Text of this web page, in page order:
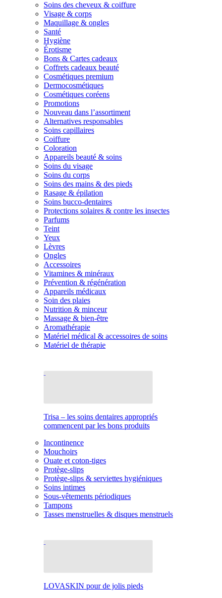
Soins des cheveux & coiffure
Visage & corps
Maquillage & ongles
Santé
Hygiène
Érotisme
Bons & Cartes cadeaux
Coffrets cadeaux beauté
Cosmétiques premium
Dermocosmétiques
Cosmétiques coréens
Promotions
Nouveau dans l’assortiment
Alternatives responsables
Soins capillaires
Coiffure
Coloration
Appareils beauté & soins
Soins du visage
Soins du corps
Soins des mains & des pieds
Rasage & épilation
Soins bucco-dentaires
Protections solaires & contre les insectes
Parfums
Teint
Yeux
Lèvres
Ongles
Accessoires
Vitamines & minéraux
Prévention & régénération
Appareils médicaux
Soin des plaies
Nutrition & minceur
Massage & bien-être
Aromathérapie
Matériel médical & accessoires de soins
Matériel de thérapie
Trisa – les soins dentaires appropriés
commencent par les bons produits
Incontinence
Mouchoirs
Ouate et coton-tiges
Protège-slips
Protège-slips & serviettes hygiéniques
Soins intimes
Sous-vêtements périodiques
Tampons
Tasses menstruelles & disques menstruels
LOVASKIN pour de jolis pieds